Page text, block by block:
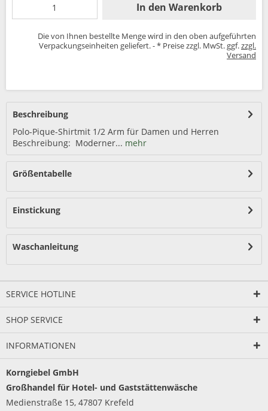
In den Warenkorb
Die von Ihnen bestellte Menge wird in den oben aufgeführten
Verpackungseinheiten geliefert. - * Preise zzgl. MwSt. ggf.zzgl.
Versand
Beschreibung
Polo-Pique-Shirtmit 1/2 Arm für Damen und Herren
Beschreibung: Moderner... mehr
Größentabelle
Einstickung
Waschanleitung
SERVICE HOTLINE
SHOP SERVICE
INFORMATIONEN
Korngiebel GmbH
Großhandel für Hotel- und Gaststättenwäsche
Medienstraße 15, 47807 Krefeld